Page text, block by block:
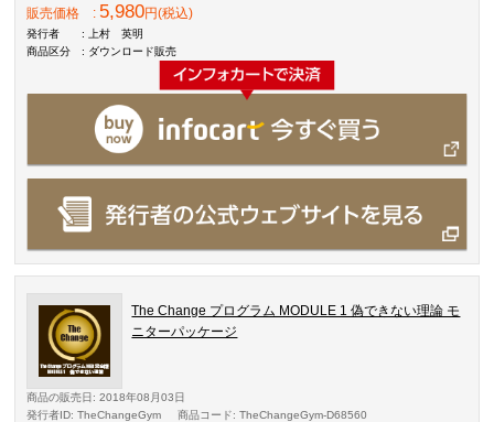
販売価格 : 5,980円(税込)
発行者
: 上村 英明
商品区分
: ダウンロード販売
The Change プログラム MODULE 1 偽できない理論 モ
ニターパッケージ
商品の販売日 : 2018年08月03日
発行者ID: TheChangeGym 商品コード: TheChangeGym-D68560